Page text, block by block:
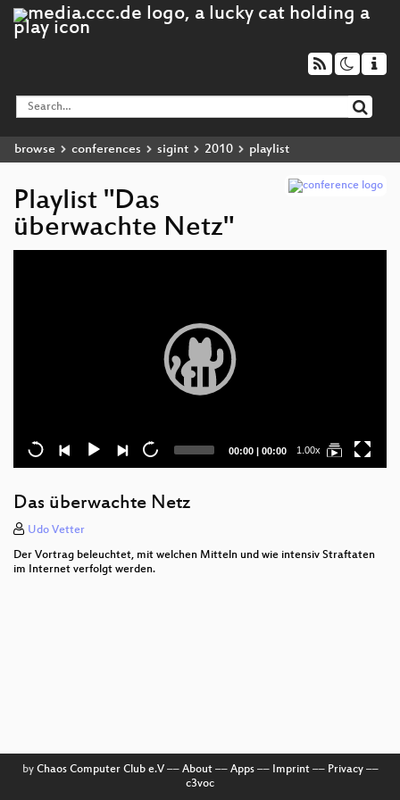
browse conferences sigint 2010 playlist
Playlist "Das
überwachte Netz"
Current
00:00 | Total
00:00 1.00x
Das überwachte Netz
Udo Vetter
Der Vortrag beleuchtet, mit welchen Mitteln und wie intensiv Straftaten
im Internet verfolgt werden.
by Chaos Computer Club e.V–– About–– Apps–– Imprint–– Privacy––
c3voc